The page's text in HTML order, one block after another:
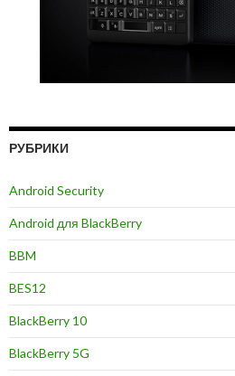
РУБРИКИ
Android Security
Android для BlackBerry
BBM
BES12
BlackBerry 10
BlackBerry 5G